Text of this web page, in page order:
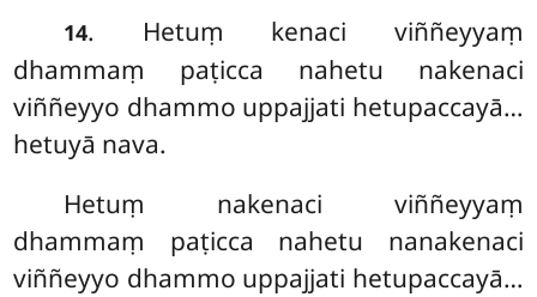
14. Hetuṃ kenaci viññeyyaṃ
dhammaṃ paṭicca nahetu nakenaci
viññeyyo dhammo uppajjati hetupaccayā…
hetuyā nava.
Hetuṃ nakenaci viññeyyaṃ
dhammaṃ paṭicca nahetu nanakenaci
viññeyyo dhammo uppajjati hetupaccayā…